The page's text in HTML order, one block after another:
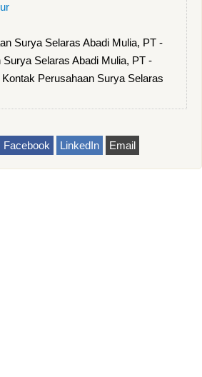
Surya Selaras Abadi Mulia, PT -
Selaras Abadi Mulia, PT -
Perusahaan Surya Selaras
Facebook LinkedIn Email